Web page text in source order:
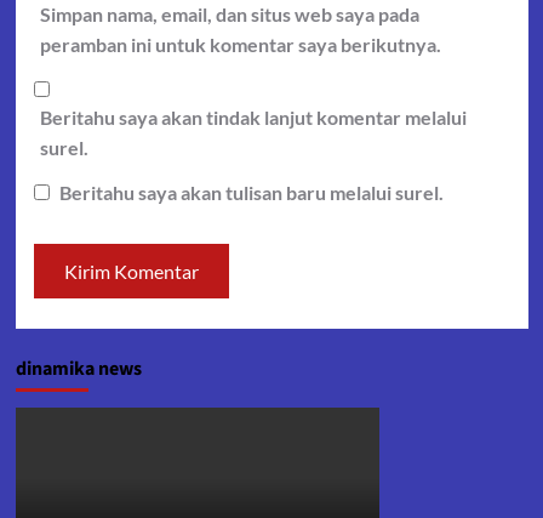
Simpan nama, email, dan situs web saya pada
peramban ini untuk komentar saya berikutnya.
Beritahu saya akan tindak lanjut komentar melalui
surel.
Beritahu saya akan tulisan baru melalui surel.
dinamika news